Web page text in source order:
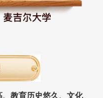
教育历史悠久、文化